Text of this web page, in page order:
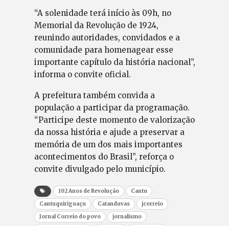
“A solenidade terá início às 09h, no
Memorial da Revolução de 1924,
reunindo autoridades, convidados e a
comunidade para homenagear esse
importante capítulo da história nacional”,
informa o convite oficial.
A prefeitura também convida a
população a participar da programação.
“Participe deste momento de valorização
da nossa história e ajude a preservar a
memória de um dos mais importantes
acontecimentos do Brasil”, reforça o
convite divulgado pelo município.
102 Anos de Revolução
Cantu
Cantuquiriguaçu
Catanduvas
jcorreio
Jornal Correio do povo
jornalismo